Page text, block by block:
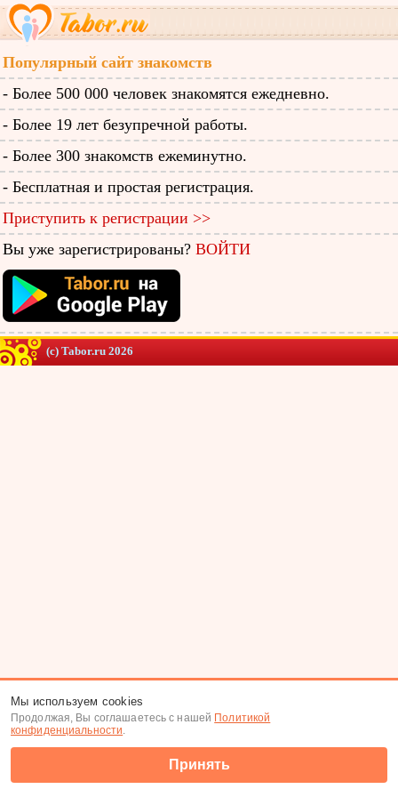
Популярный сайт знакомств
- Более 500 000 человек знакомятся ежедневно.
- Более 19 лет безупречной работы.
- Более 300 знакомств ежеминутно.
- Бесплатная и простая регистрация.
Приступить к регистрации >>
Вы уже зарегистрированы? ВОЙТИ
(c) Tabor.ru 2026
Мы используем cookies
Продолжая, Вы соглашаетесь с нашей Политикой
конфиденциальности.
Принять